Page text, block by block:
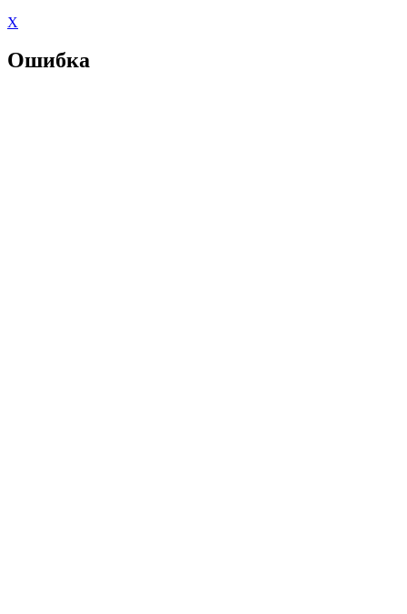
X
Ошибка